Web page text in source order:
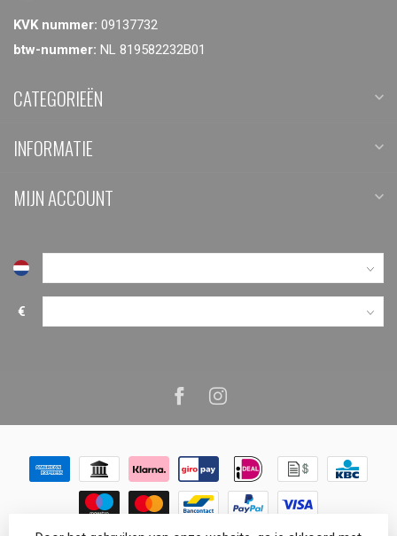
KVK nummer: 09137732
btw-nummer: NL 819582232B01
CATEGORIEËN
INFORMATIE
MIJN ACCOUNT
€